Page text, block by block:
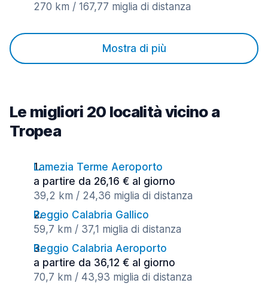
270 km / 167,77 miglia di distanza
Mostra di più
Le migliori 20 località vicino a
Tropea
Lamezia Terme Aeroporto
a partire da 26,16 € al giorno
39,2 km / 24,36 miglia di distanza
Reggio Calabria Gallico
59,7 km / 37,1 miglia di distanza
Reggio Calabria Aeroporto
a partire da 36,12 € al giorno
70,7 km / 43,93 miglia di distanza